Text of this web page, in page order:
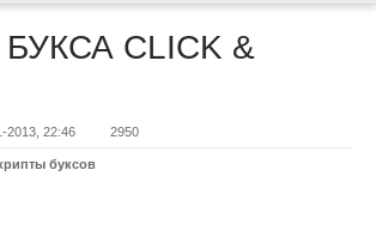
CLICK &
2013, 22:46 2950
буксов